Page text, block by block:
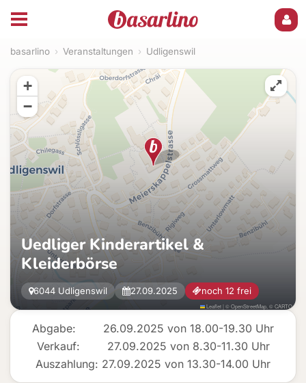
basarlino › Veranstaltungen › Udligenswil
Abgabe: 26.09.2025 von 18.00-19.30 Uhr
Verkauf: 27.09.2025 von 8.30-11.30 Uhr
Auszahlung: 27.09.2025 von 13.30-14.00 Uhr
Uedliger Kinderartikel &
Kleiderbörse
6044 Udligenswil 27.09.2025 noch 12 frei
+
−
Leaflet|©OpenStreetMap , ©CARTO